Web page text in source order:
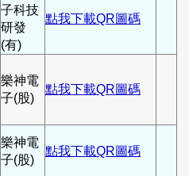
子科技
研發
(有)
點我下載QR圖碼
樂神電
子(股)
點我下載QR圖碼
樂神電
子(股)
點我下載QR圖碼